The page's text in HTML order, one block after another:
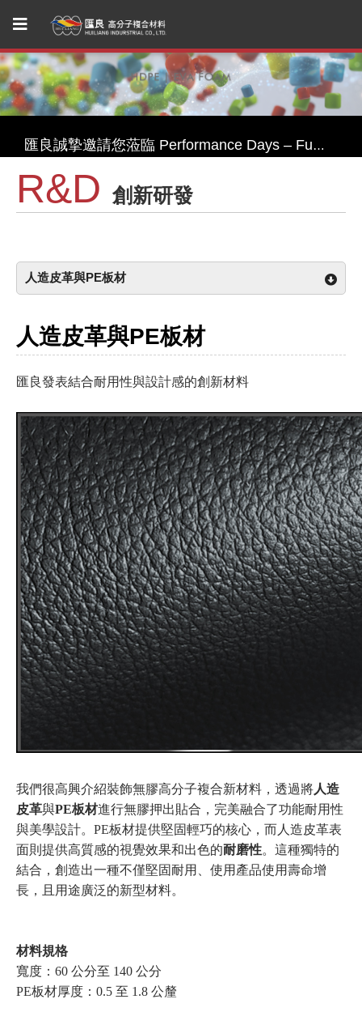
匯良邀您一同參與Performance Days Munich--探索永續機能紡織創新！
匯良誠摯邀請您蒞臨 2026 機能性紡織展 Performance Days，一同開啟永續綠色機能紡織品的新視野
匯良首度參加 2025 Advanced Textiles Expo！
匯良邀您一同參與Performance Days Munich--探索永續機能紡織創新！
R&D 創新研發
人造皮革與PE板材
人造皮革與PE板材
匯良發表結合耐用性與設計感的創新材料
我們很高興介紹裝飾無膠高分子複合新材料，透過將人造
皮革與PE板材進行無膠押出貼合，完美融合了功能耐用性
與美學設計。PE板材提供堅固輕巧的核心，而人造皮革表
面則提供高質感的視覺效果和出色的耐磨性。這種獨特的
結合，創造出一種不僅堅固耐用、使用產品使用壽命增
長，且用途廣泛的新型材料。
材料規格
寬度：60 公分至 140 公分
PE板材厚度：0.5 至 1.8 公釐